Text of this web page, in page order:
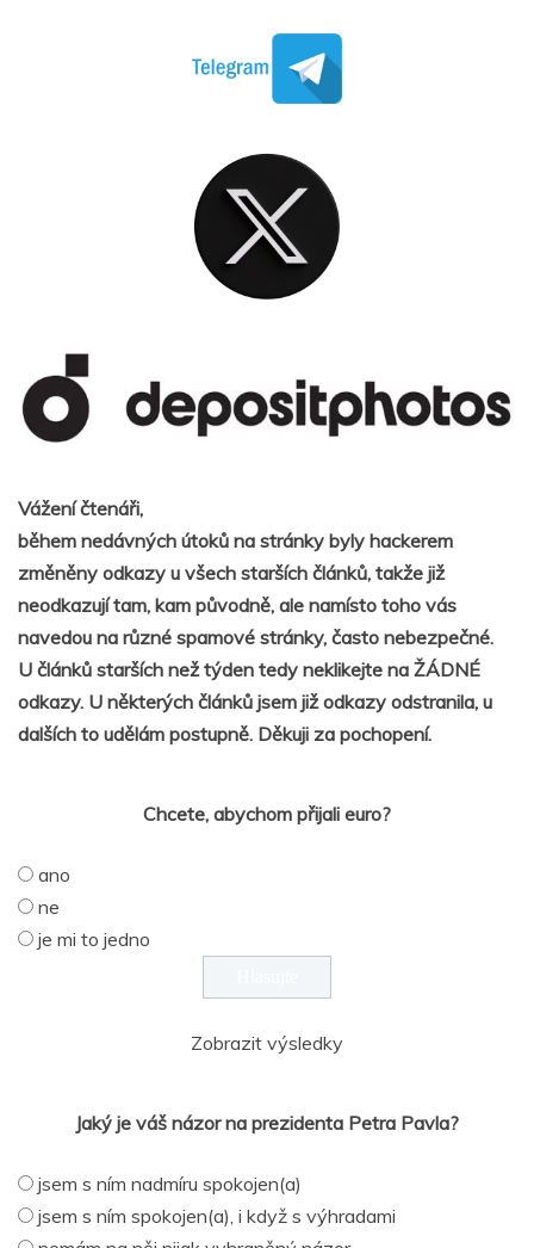
Vážení čtenáři,
během nedávných útoků na stránky byly hackerem
změněny odkazy u všech starších článků, takže již
neodkazují tam, kam původně, ale namísto toho vás
navedou na různé spamové stránky, často nebezpečné.
U článků starších než týden tedy neklikejte na ŽÁDNÉ
odkazy. U některých článků jsem již odkazy odstranila, u
dalších to udělám postupně. Děkuji za pochopení.
Chcete, abychom přijali euro?
ano
ne
je mi to jedno
Zobrazit výsledky
Jaký je váš názor na prezidenta Petra Pavla?
jsem s ním nadmíru spokojen(a)
jsem s ním spokojen(a), i když s výhradami